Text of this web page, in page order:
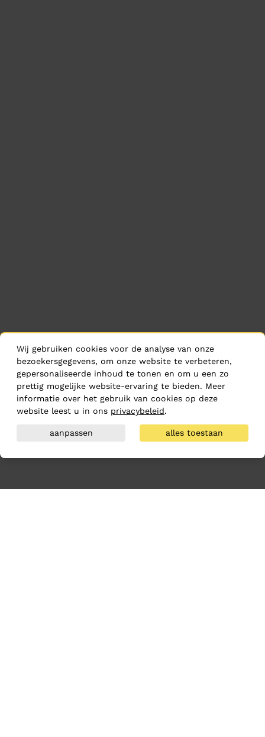
Wij gebruiken cookies voor de analyse van onze
bezoekersgegevens, om onze website te verbeteren,
gepersonaliseerde inhoud te tonen en om u een zo
prettig mogelijke website-ervaring te bieden. Meer
informatie over het gebruik van cookies op deze
website leest u in ons privacybeleid.
aanpassen alles toestaan